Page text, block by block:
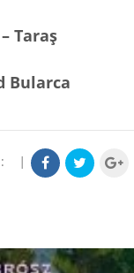
Taraș
Bularca
|